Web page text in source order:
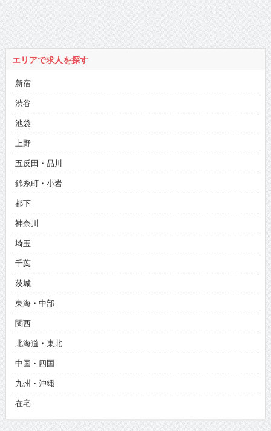
エリアで求人を探す
新宿
渋谷
池袋
上野
五反田・品川
錦糸町・小岩
都下
神奈川
埼玉
千葉
茨城
東海・中部
関西
北海道・東北
中国・四国
九州・沖縄
在宅